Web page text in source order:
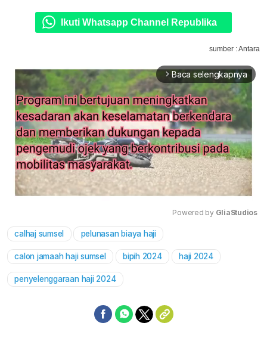
Ikuti Whatsapp Channel Republika
sumber : Antara
arrow_forward_ios Baca selengkapnya
Powered by GliaStudios
calhaj sumsel pelunasan biaya haji
calon jamaah haji sumsel bipih 2024 haji 2024
penyelenggaraan haji 2024